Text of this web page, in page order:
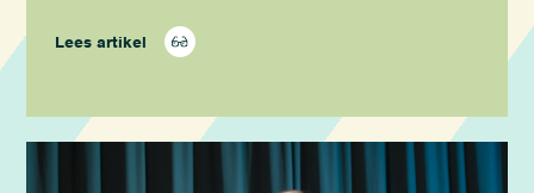
Lees artikel